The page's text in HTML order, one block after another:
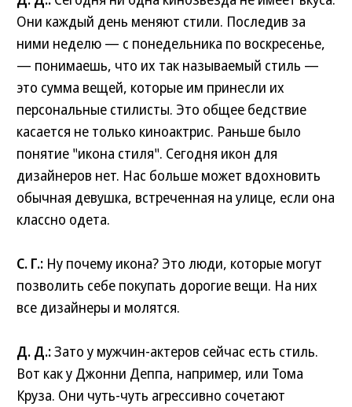
Они каждый день меняют стили. Последив за
ними неделю — с понедельника по воскресенье,
— понимаешь, что их так называемый стиль —
это сумма вещей, которые им принесли их
персональные стилисты. Это общее бедствие
касается не только киноактрис. Раньше было
понятие "икона стиля". Сегодня икон для
дизайнеров нет. Нас больше может вдохновить
обычная девушка, встреченная на улице, если она
классно одета.
С. Г.: Ну почему икона? Это люди, которые могут
позволить себе покупать дорогие вещи. На них
все дизайнеры и молятся.
Д. Д.:Зато у мужчин-актеров сейчас есть стиль.
Вот как у Джонни Деппа, например, или Тома
Круза. Они чуть-чуть агрессивно сочетают